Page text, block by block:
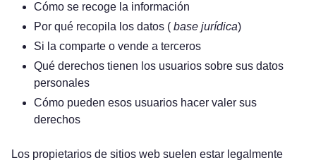
Cómo se recoge la información
Por qué recopila los datos ( base jurídica)
Si la comparte o vende a terceros
Qué derechos tienen los usuarios sobre sus datos
personales
Cómo pueden esos usuarios hacer valer sus
derechos
Los propietarios de sitios web suelen estar legalmente